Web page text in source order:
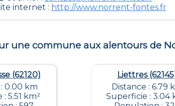
internet : http://www.norrent-fontes.fr
une commune aux alentours de
(62120)
0.00 km
5.51 km²
Liettres
Distance : 6.79
Superficie : 3.04